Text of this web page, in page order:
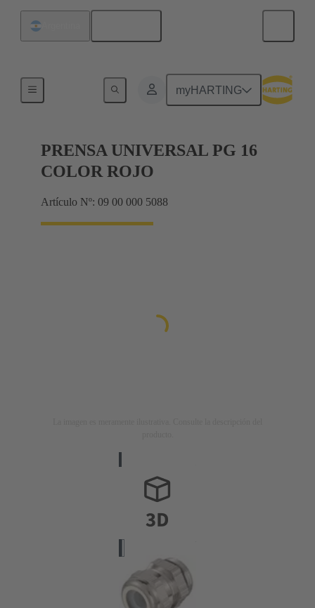
myHARTING
PRENSA UNIVERSAL PG 16
COLOR ROJO
Artículo Nº: 09 00 000 5088